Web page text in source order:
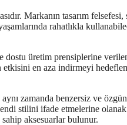
Markanın tasarım
rahatlıkla
dostu üretim prensiplerine
en aza indirmeyi
zamanda benzersiz ve
stilini ifade etmelerine olanak
aksesuarlar bulunur.